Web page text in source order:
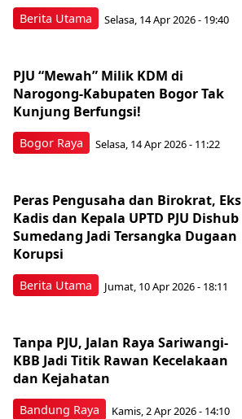
Berita Utama Selasa, 14 Apr 2026 - 19:40
Bogor Raya
PJU “Mewah” Milik KDM di
Narogong-Kabupaten Bogor Tak
Kunjung Berfungsi!
Selasa, 14 Apr 2026 - 11:22
Berita Utama
Peras Pengusaha dan Birokrat, Eks
Kadis dan Kepala UPTD PJU Dishub
Sumedang Jadi Tersangka Dugaan
Korupsi
Jumat, 10 Apr 2026 - 18:11
Bandung Raya
Tanpa PJU, Jalan Raya Sariwangi-
KBB Jadi Titik Rawan Kecelakaan
dan Kejahatan
Kamis, 2 Apr 2026 - 14:10